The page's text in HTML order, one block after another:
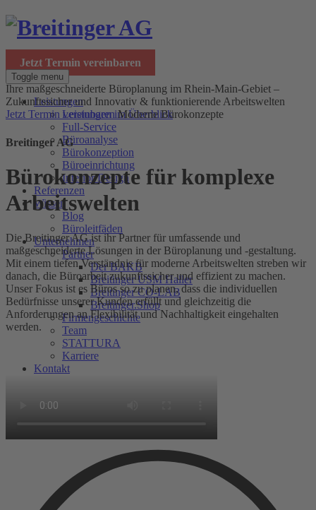
Jetzt Termin vereinbaren
Toggle menu
Leistungen
Leistungen im Überblick
Full-Service
Büroanalyse
Bürokonzeption
Büroeinrichtung
Interior Design
Referenzen
Wissen
Blog
Büroleitfäden
Unternehmen
Partner
Der BAKB
Breitinger USM Haller
Breitinger CO-LAB
Breitinger.Shop
Firmengeschichte
Team
STATTURA
Karriere
Kontakt
Ihre maßgeschneiderte Büroplanung im Rhein-Main-Gebiet –
Zukunftssicher und Innovativ & funktionierende Arbeitswelten
Jetzt Termin vereinbaren Moderne Bürokonzepte
Breitinger AG
Bürokonzepte für komplexe
Arbeitswelten
Die Breitinger AG ist ihr Partner für umfassende und
maßgeschneiderte Lösungen in der Büroplanung und -gestaltung.
Mit einem tiefen Verständnis für moderne Arbeitswelten streben wir
danach, die Büroarbeit zukunftssicher und effizient zu machen.
Unser Fokus ist es Büros so zu planen, dass die individuellen
Bedürfnisse unserer Kunden erfüllt und gleichzeitig die
Anforderungen an Flexibilität und Nachhaltigkeit eingehalten
werden.